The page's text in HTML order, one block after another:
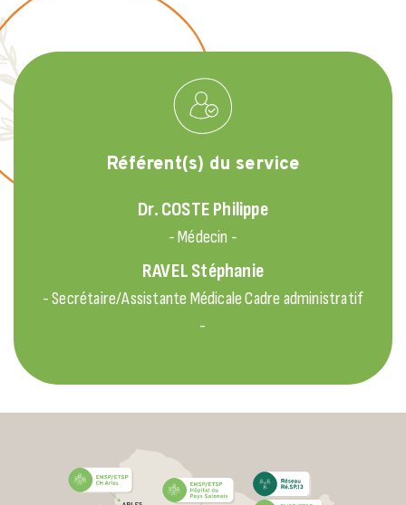
Référent(s) du service
Dr. COSTEPhilippe
- Médecin -
RAVELStéphanie
- Secrétaire/Assistante Médicale Cadre administratif
-